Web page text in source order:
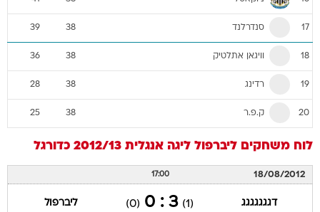
17 סנדרלנד 38
39
18 וויגאן אתלטיק 38
36
19 רדינג 38
28
20 ק.פ.ר 38
25
לוח משחקים ליברפול ליגה אנגלית 2012/13 כדורגל
18/08/2012
17:00
דגגגגגגג (1)
3 : 0
(0) ליברפול